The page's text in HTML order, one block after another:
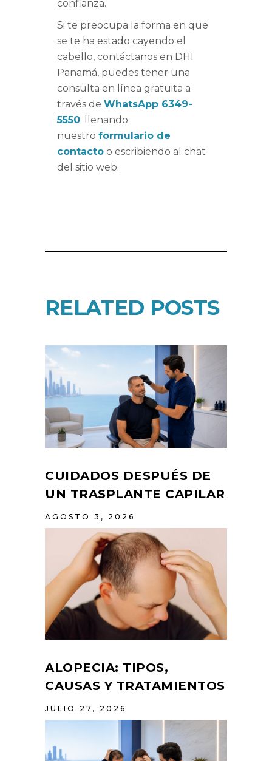
confianza.
Si te preocupa la forma en que
se te ha estado cayendo el
cabello, contáctanos en DHI
Panamá, puedes tener una
consulta en línea gratuita a
través de WhatsApp 6349-
5550; llenando
nuestro formulario de
contacto o escribiendo al chat
del sitio web.
RELATED POSTS
CUIDADOS DESPUÉS DE
UN TRASPLANTE CAPILAR
AGOSTO 3, 2026
ALOPECIA: TIPOS,
CAUSAS Y TRATAMIENTOS
JULIO 27, 2026